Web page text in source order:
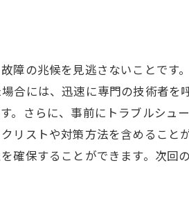
障の兆候を見逃さないことです
合には、迅速に専門の技術者を
。さらに、事前にトラブルシュ
リストや対策方法を含めること
保することができます。次回の